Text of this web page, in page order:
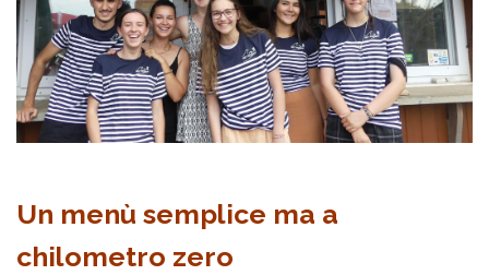
Un menù semplice ma a
chilometro zero